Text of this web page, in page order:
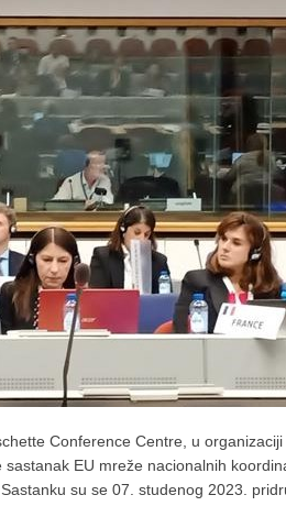
Conference Centre, u organizaciji
sastanak EU mreže nacionalnih
su se 07. studenog 2023.